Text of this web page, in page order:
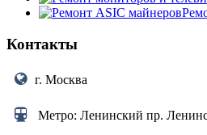
Контакты
г. Москва
Метро: Ленинский пр.